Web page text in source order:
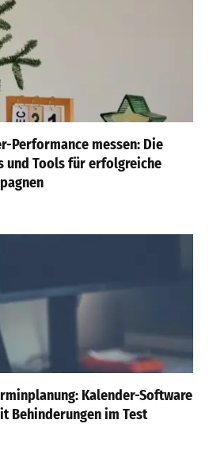
Performance messen: Die
und Tools für erfolgreiche
Kalender-Software
Behinderungen im Test